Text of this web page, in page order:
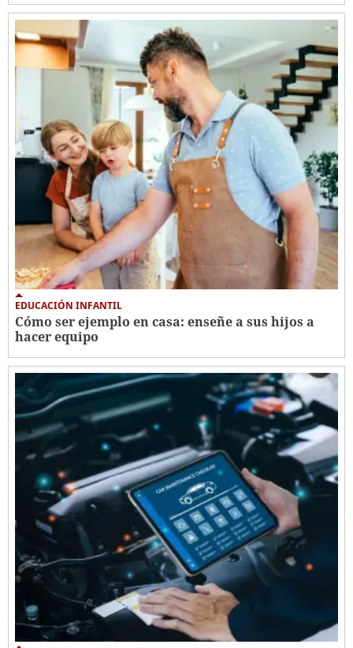
EDUCACIÓN INFANTIL
Cómo ser ejemplo en casa: enseñe a sus hijos a
hacer equipo